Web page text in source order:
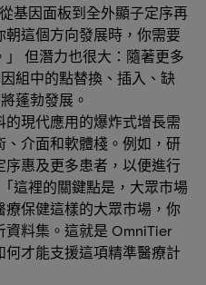
基因面板到全外顯子定序再
這個方向發展時，你需要
但潛力也很大：隨著更多
組中的點替換、插入、缺
蓬勃發展。
現代應用的爆炸式增長需
介面和軟體棧。例如，研
惠及更多患者，以便進行
這裡的關鍵點是，大眾市場
保健這樣的大眾市場，你
資料集。這就是 OmniTier
才能支援這項精準醫療計